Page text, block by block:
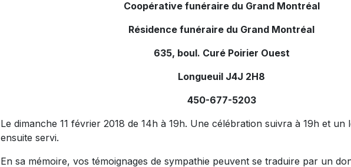
Coopérative funéraire du Grand Montréal
Résidence funéraire du Grand Montréal
635, boul. Curé Poirier Ouest
Longueuil J4J 2H8
450-677-5203
Le dimanche 11 février 2018 de 14h à 19h. Une célébration suivra à 19h et un
ensuite servi.
En sa mémoire, vos témoignages de sympathie peuvent se traduire par un